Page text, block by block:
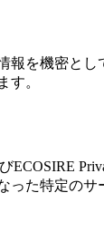
報を機密と
す。
ECOSIRE
た特定の